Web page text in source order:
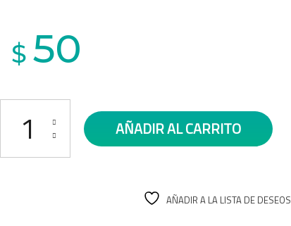
$ 50
BOWL DE ACERO 21 CM cantidad
AÑADIR AL CARRITO
AÑADIR A LA LISTA DE DESEOS